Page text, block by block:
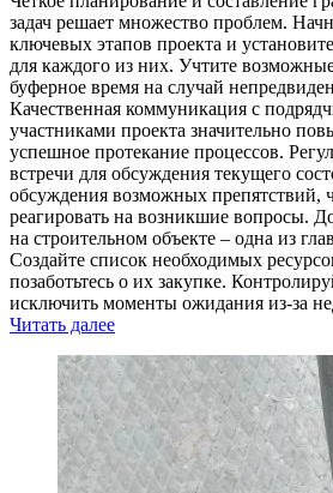
задач решает множество проблем.
ключевых этапов проекта и
для каждого из них. Учтите
буферное время на случай
Качественная коммуникация с
участниками проекта значительно
успешное протекание процессов.
встречи для обсуждения текущего
обсуждения возможных препятствий,
реагировать на возникшие вопросы.
на строительном объекте – одна из
Создайте список необходимых
позаботьтесь о их закупке.
исключить моменты ожидания из-за
Читать далее